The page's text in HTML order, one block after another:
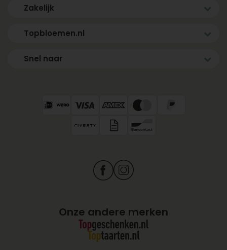
Zakelijk
Topbloemen.nl
Snel naar
Onze andere merken